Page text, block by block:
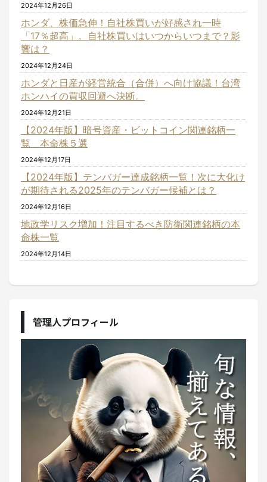
2024年12月26日
ホンダ、株価急伸！自社株買いが好感され一時
「17％超高」。自社株買いはいつからいつまで？影
響は？
2024年12月24日
ホンダと日産が経営統合（合併）へ向け協議！台湾
ホンハイの買収回避へ決断。
2024年12月21日
【2024年版】暗号資産・ビットコイン関連銘柄一
覧 本命株５選
2024年12月17日
【2024年版】テンバガー達成銘柄一覧！次に大化け
が期待される2025年のテンバガー候補とは？
2024年12月16日
地政学リスク増加！注目するべき防衛関連銘柄の本
命株一覧
2024年12月14日
管理人プロフィール